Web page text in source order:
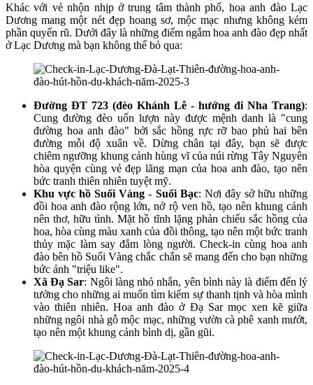
Khác với vẻ nhộn nhịp ở trung tâm thành phố, hoa anh đào Lạc
Dương mang một nét đẹp hoang sơ, mộc mạc nhưng không kém
phần quyến rũ. Dưới đây là những điểm ngắm hoa anh đào đẹp nhất
ở Lạc Dương mà bạn không thể bỏ qua:
Đường ĐT 723 (đèo Khánh Lê - hướng đi Nha Trang):
Cung đường đèo uốn lượn này được mệnh danh là "cung
đường hoa anh đào" bởi sắc hồng rực rỡ bao phủ hai bên
đường mỗi độ xuân về. Dừng chân tại đây, bạn sẽ được
chiêm ngưỡng khung cảnh hùng vĩ của núi rừng Tây Nguyên
hòa quyện cùng vẻ đẹp lãng mạn của hoa anh đào, tạo nên
bức tranh thiên nhiên tuyệt mỹ.
Khu vực hồ Suối Vàng - Suối Bạc: Nơi đây sở hữu những
đồi hoa anh đào rộng lớn, nở rộ ven hồ, tạo nên khung cảnh
nên thơ, hữu tình. Mặt hồ tĩnh lặng phản chiếu sắc hồng của
hoa, hòa cùng màu xanh của đồi thông, tạo nên một bức tranh
thủy mặc làm say đắm lòng người. Check-in cùng hoa anh
đào bên hồ Suối Vàng chắc chắn sẽ mang đến cho bạn những
bức ảnh "triệu like".
Xã Đạ Sar: Ngôi làng nhỏ nhắn, yên bình này là điểm đến lý
tưởng cho những ai muốn tìm kiếm sự thanh tịnh và hòa mình
vào thiên nhiên. Hoa anh đào ở Đạ Sar mọc xen kẽ giữa
những ngôi nhà gỗ mộc mạc, những vườn cà phê xanh mướt,
tạo nên một khung cảnh bình dị, gần gũi.